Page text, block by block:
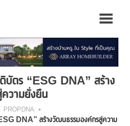
ติบัตร “ESG DNA” สร้าง
วามยั่งยืน
PROPDNA
DNA” สร้างวัฒนธรรมองค์กรสู่ความ